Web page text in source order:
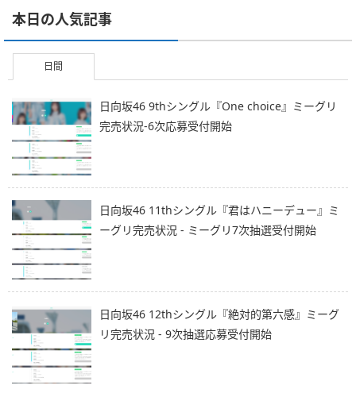
本日の人気記事
日間
日向坂46 9thシングル『One choice』ミーグリ
完売状況-6次応募受付開始
日向坂46 11thシングル『君はハニーデュー』ミ
ーグリ完売状況 - ミーグリ7次抽選受付開始
日向坂46 12thシングル『絶対的第六感』ミーグ
リ完売状況 - 9次抽選応募受付開始